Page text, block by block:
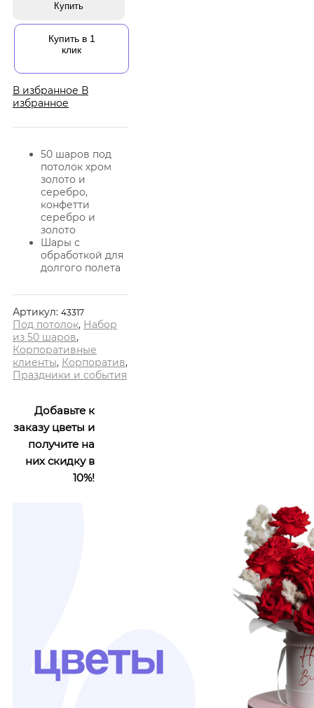
Купить
Купить в 1
клик
В избранное В
избранное
50 шаров под
потолок хром
золото и
серебро,
конфетти
серебро и
золото
Шары с
обработкой для
долгого полета
Артикул: 43317
Под потолок, Набор
из 50 шаров,
Корпоративные
клиенты, Корпоратив,
Праздники и события
Добавьте к
заказу цветы и
получите на
них скидку в
10%!